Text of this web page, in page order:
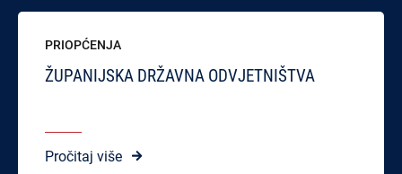
PRIOPĆENJA
ŽUPANIJSKA DRŽAVNA ODVJETNIŠTVA
Pročitaj više